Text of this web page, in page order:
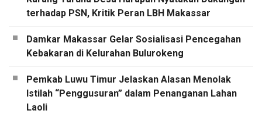
terhadap PSN, Kritik Peran LBH Makassar
Damkar Makassar Gelar Sosialisasi Pencegahan
Kebakaran di Kelurahan Bulurokeng
Pemkab Luwu Timur Jelaskan Alasan Menolak
Istilah “Penggusuran” dalam Penanganan Lahan
Laoli